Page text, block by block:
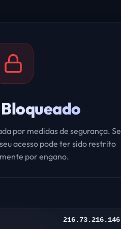
por medidas de segurança. Se
acesso pode ter sido restrito
por engano.
216.73.216.146